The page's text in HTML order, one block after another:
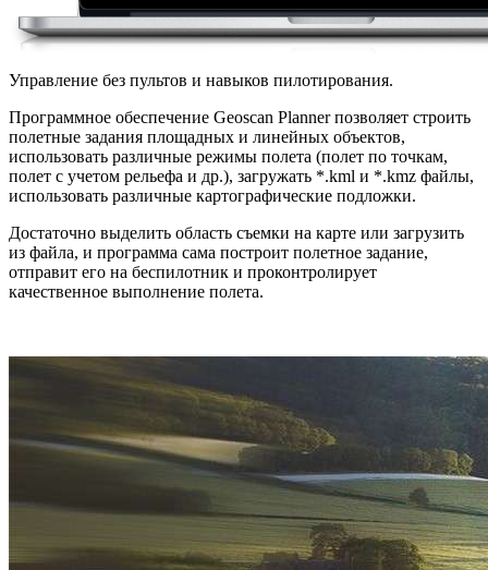
Управление без пультов и навыков пилотирования.
Программное обеспечение Gеoscan Planner позволяет строить
полетные задания площадных и линейных объектов,
использовать различные режимы полета (полет по точкам,
полет с учетом рельефа и др.), загружать *.kml и *.kmz файлы,
использовать различные картографические подложки.
Достаточно выделить область съемки на карте или загрузить
из файла, и программа сама построит полетное задание,
отправит его на беспилотник и проконтролирует
качественное выполнение полета.